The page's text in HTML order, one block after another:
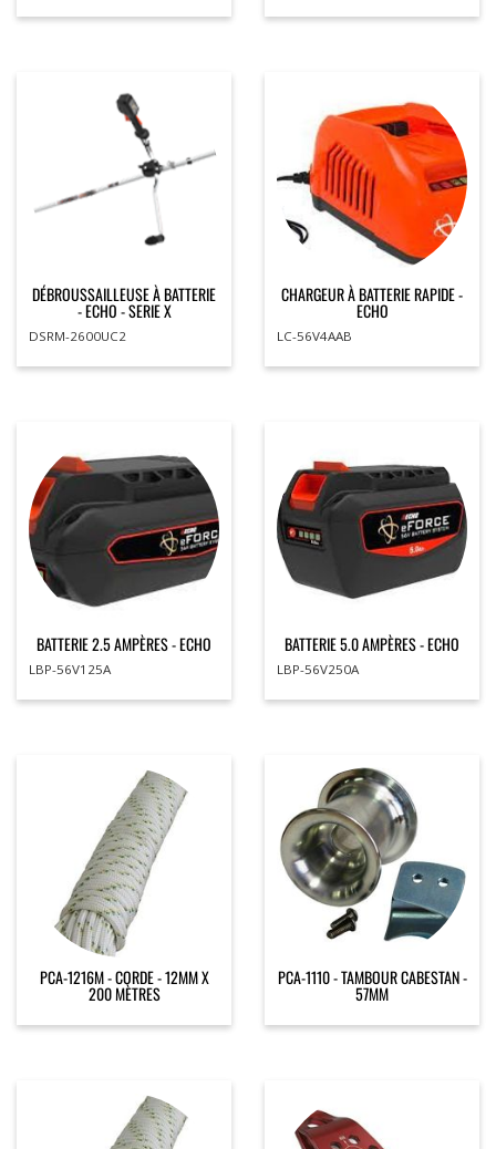
DÉBROUSSAILLEUSE À BATTERIE
- ECHO - SERIE X
DSRM-2600UC2
CHARGEUR À BATTERIE RAPIDE -
ECHO
LC-56V4AAB
BATTERIE 2.5 AMPÈRES - ECHO
LBP-56V125A
BATTERIE 5.0 AMPÈRES - ECHO
LBP-56V250A
PCA-1216M - CORDE - 12MM X
200 MÈTRES
PCA-1110 - TAMBOUR CABESTAN -
57MM